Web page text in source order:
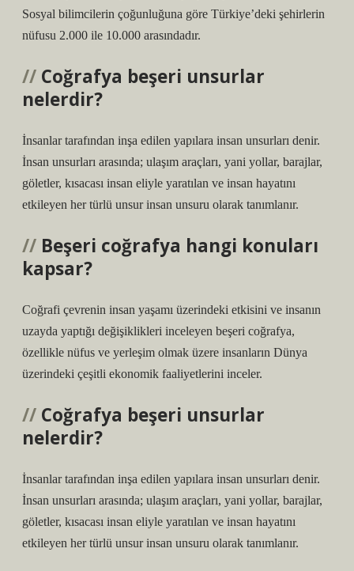
Sosyal bilimcilerin çoğunluğuna göre Türkiye’deki şehirlerin
nüfusu 2.000 ile 10.000 arasındadır.
Coğrafya beşeri unsurlar
nelerdir?
İnsanlar tarafından inşa edilen yapılara insan unsurları denir.
İnsan unsurları arasında; ulaşım araçları, yani yollar, barajlar,
göletler, kısacası insan eliyle yaratılan ve insan hayatını
etkileyen her türlü unsur insan unsuru olarak tanımlanır.
Beşeri coğrafya hangi konuları
kapsar?
Coğrafi çevrenin insan yaşamı üzerindeki etkisini ve insanın
uzayda yaptığı değişiklikleri inceleyen beşeri coğrafya,
özellikle nüfus ve yerleşim olmak üzere insanların Dünya
üzerindeki çeşitli ekonomik faaliyetlerini inceler.
Coğrafya beşeri unsurlar
nelerdir?
İnsanlar tarafından inşa edilen yapılara insan unsurları denir.
İnsan unsurları arasında; ulaşım araçları, yani yollar, barajlar,
göletler, kısacası insan eliyle yaratılan ve insan hayatını
etkileyen her türlü unsur insan unsuru olarak tanımlanır.